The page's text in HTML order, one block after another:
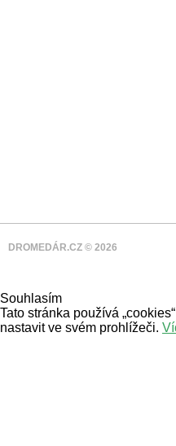
DROMEDÁR.CZ © 2026
Souhlasím
Tato stránka používá
nastavit ve svém prohlížeči.